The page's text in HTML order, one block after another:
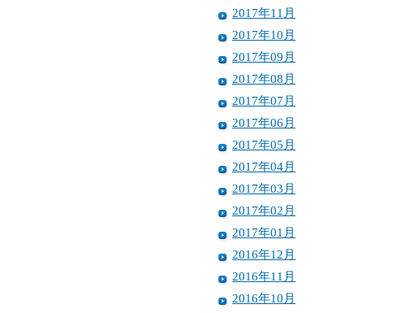
2017年11月
2017年10月
2017年09月
2017年08月
2017年07月
2017年06月
2017年05月
2017年04月
2017年03月
2017年02月
2017年01月
2016年12月
2016年11月
2016年10月